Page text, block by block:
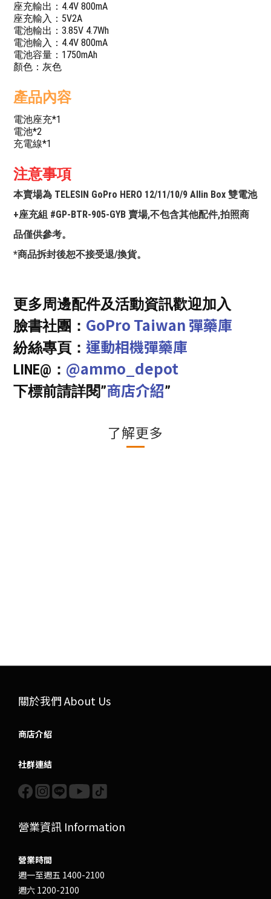
座充輸出：4.4V 800mA
座充輸入：5V2A
電池輸出：3.85V 4.7Wh
電池輸入：4.4V 800mA
電池容量：1750mAh
顏色：灰色
產品內容
電池座充*1
電池*2
充電線*1
注意事項
本賣場為 TELESIN GoPro HERO 12/11/10/9 Allin Box 雙電池
+座充組 #GP-BTR-905-GYB 賣場,不包含其他配件,拍照商
品僅供參考。
*商品拆封後恕不接受退/換貨。
更多周邊配件及活動資訊歡迎加入
臉書社團： GoPro Taiwan 彈藥庫
紛絲專頁： 運動相機彈藥庫
LINE@： @ammo_depot
下標前請詳閱”商店介紹”
了解更多
關於我們 About Us
商店介紹
社群連結
營業資訊 Information
營業時間
週一至週五 1400-2100
週六 1200-2100